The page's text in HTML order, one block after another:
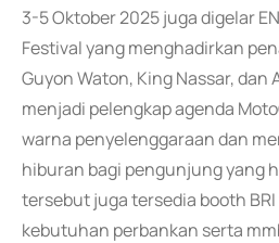
3-5 Oktober 2025 juga digelar
Festival yang menghadirkan
Guyon Waton, King Nassar, dan
menjadi pelengkap agenda
warna penyelenggaraan dan
hiburan bagi pengunjung yang
tersebut juga tersedia booth
kebutuhan perbankan serta